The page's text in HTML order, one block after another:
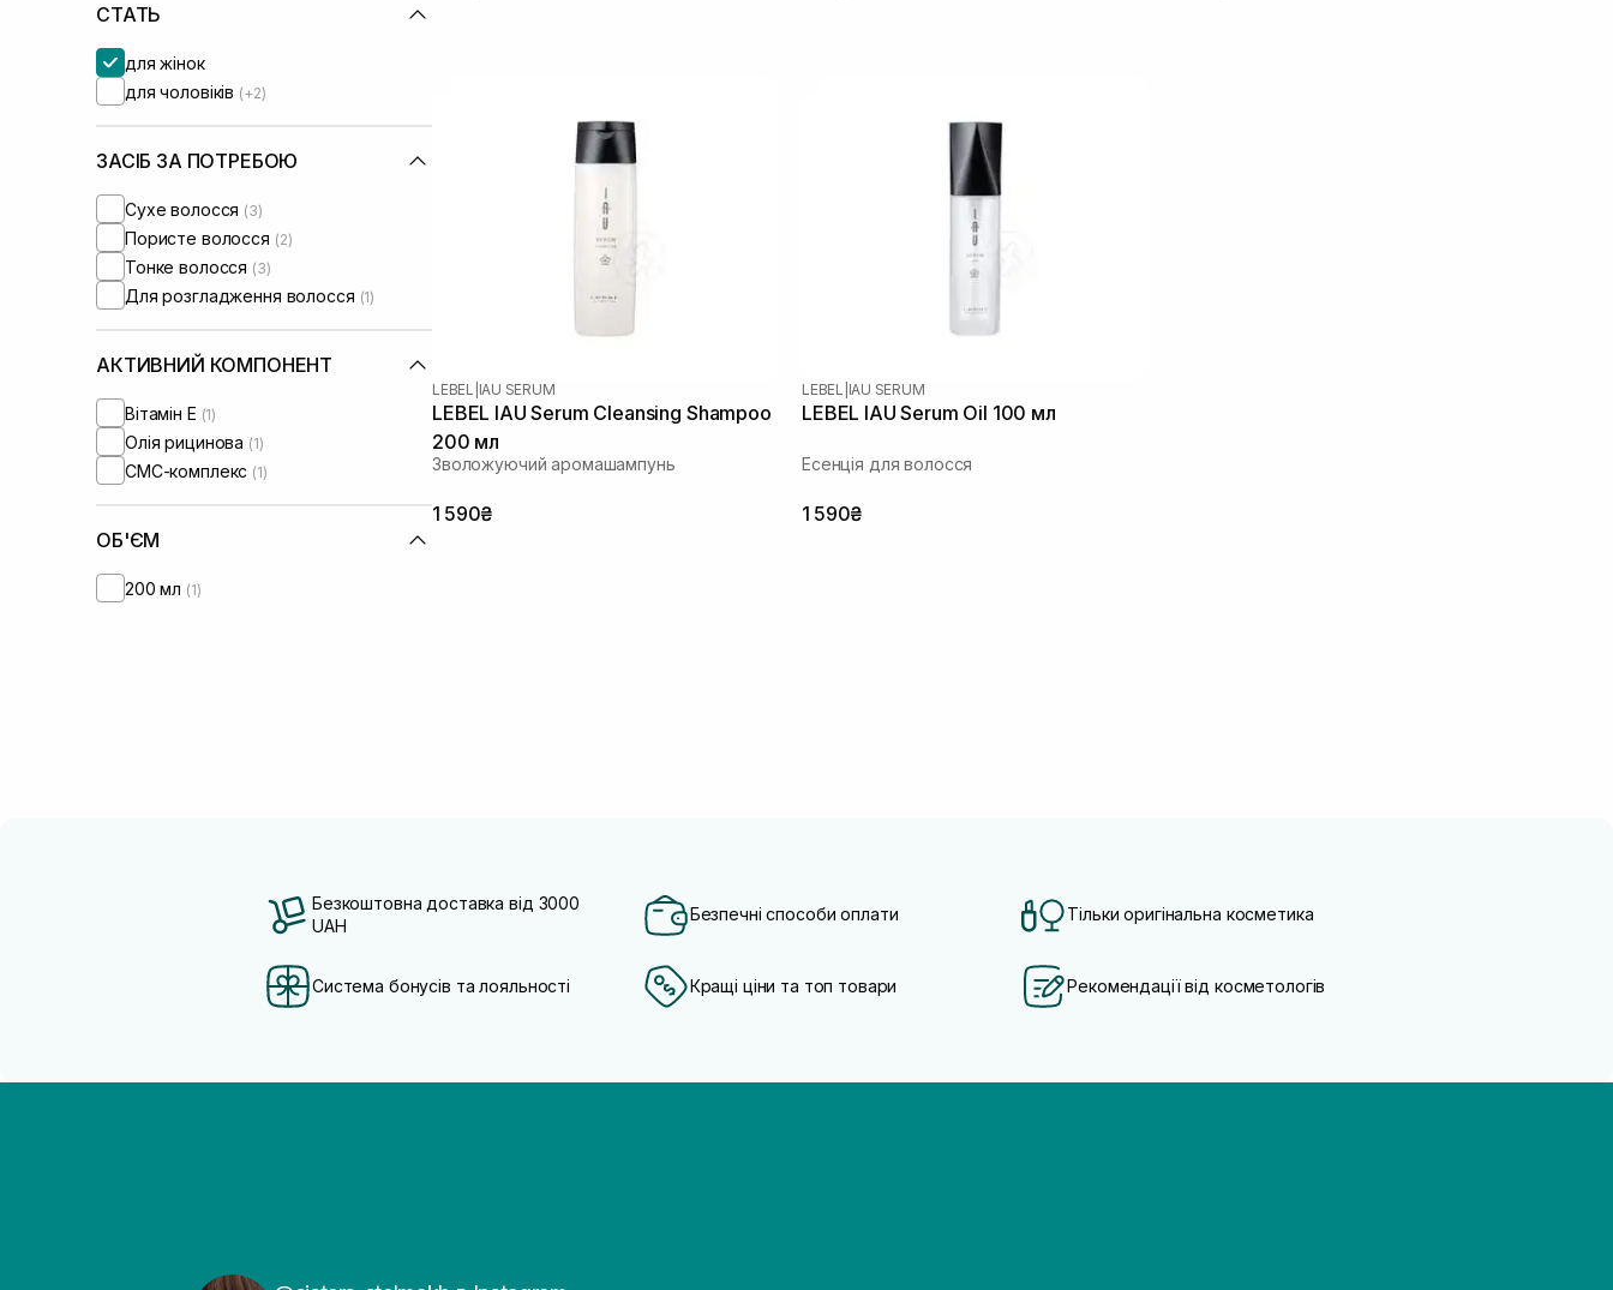
СТАТЬ
для жінок
для чоловіків (+2)
ЗАСІБ ЗА ПОТРЕБОЮ
Сухе волосся (3)
Пористе волосся (2)
Тонке волосся (3)
Для розгладження волосся (1)
АКТИВНИЙ КОМПОНЕНТ
Вітамін Е (1)
Олія рицинова (1)
СМС-комплекс (1)
ОБ'ЄМ
200 мл (1)
LEBEL IAU SERUM
LEBEL IAU Serum Cleansing Shampoo
200 мл
Зволожуючий аромашампунь
1 590₴
LEBEL IAU SERUM
LEBEL IAU Serum Oil 100 мл
Есенція для волосся
1 590₴
Безкоштовна доставка від 3000
UAH
Безпечні способи оплати Тільки оригінальна косметика
Система бонусів та лояльності Кращі ціни та топ товари Рекомендації від косметологів